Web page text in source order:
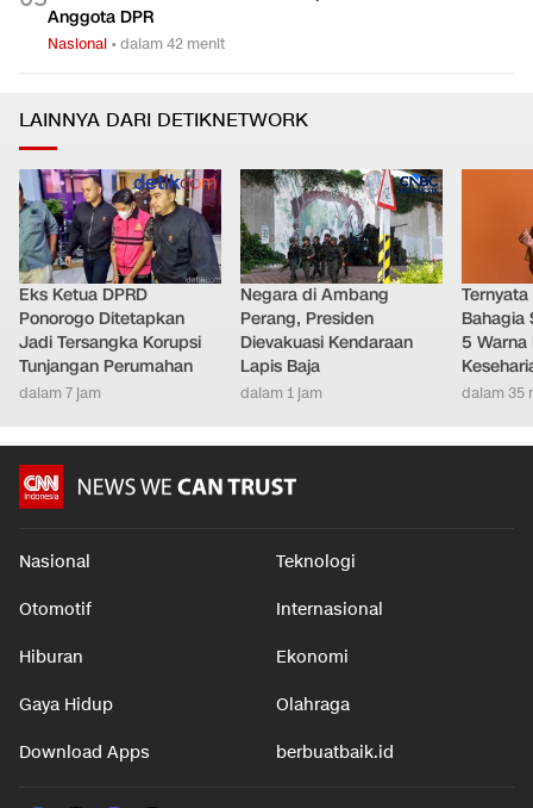
Anggota DPR
Nasional •dalam 42 menit
LAINNYA DARI DETIKNETWORK
Eks Ketua DPRD
Ponorogo Ditetapkan
Jadi Tersangka Korupsi
Tunjangan Perumahan
dalam 7 jam
Negara di Ambang
Perang, Presiden
Dievakuasi Kendaraan
Lapis Baja
dalam 1 jam
Bahagia
5
dalam 35
Nasional Teknologi
Otomotif Internasional
Hiburan Ekonomi
Gaya Hidup Olahraga
Download Apps berbuatbaik.id